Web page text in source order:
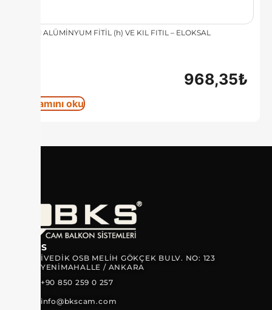
8 MM ALÜMİNYUM FİTİL (h) VE KIL FITIL – ELOKSAL
968,35₺
Devamını oku
ADRES
İVEDİK OSB MELİH GÖKÇEK BULV. NO: 123
YENİMAHALLE / ANKARA
+90 850 259 0 257
info@bkscam.com